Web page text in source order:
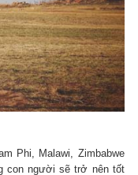
Phi, Malawi, Zimbabwe
con người sẽ trở nên tốt